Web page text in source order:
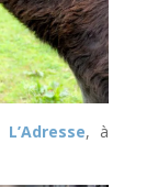
L’Adresse, à